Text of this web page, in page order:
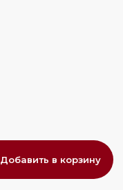
Добавить в корзину